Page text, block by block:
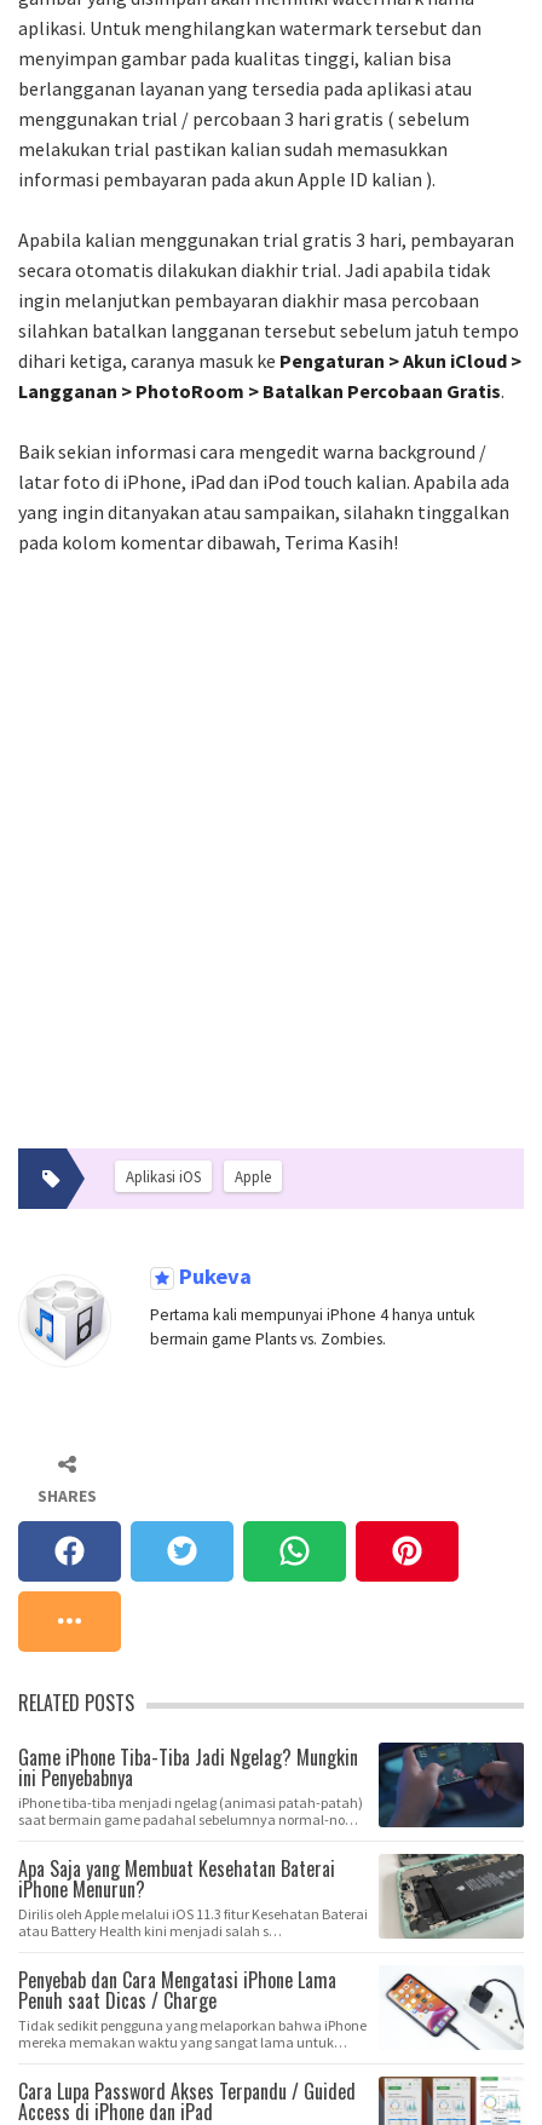
aplikasi. Untuk menghilangkan watermark tersebut dan
menyimpan gambar pada kualitas tinggi, kalian bisa
berlangganan layanan yang tersedia pada aplikasi atau
menggunakan trial / percobaan 3 hari gratis ( sebelum
melakukan trial pastikan kalian sudah memasukkan
informasi pembayaran pada akun Apple ID kalian ).
Apabila kalian menggunakan trial gratis 3 hari, pembayaran
secara otomatis dilakukan diakhir trial. Jadi apabila tidak
ingin melanjutkan pembayaran diakhir masa percobaan
silahkan batalkan langganan tersebut sebelum jatuh tempo
dihari ketiga, caranya masuk ke Pengaturan > Akun iCloud >
Langganan > PhotoRoom > Batalkan Percobaan Gratis.
Baik sekian informasi cara mengedit warna background /
latar foto di iPhone, iPad dan iPod touch kalian. Apabila ada
yang ingin ditanyakan atau sampaikan, silahakn tinggalkan
pada kolom komentar dibawah, Terima Kasih!
Aplikasi iOS Apple
Pukeva
Pertama kali mempunyai iPhone 4 hanya untuk
bermain game Plants vs. Zombies.
SHARES
RELATED POSTS
Game iPhone Tiba-Tiba Jadi Ngelag? Mungkin
ini Penyebabnya
iPhone tiba-tiba menjadi ngelag (animasi patah-patah)
saat bermain game padahal sebelumnya normal-no…
Apa Saja yang Membuat Kesehatan Baterai
iPhone Menurun?
Dirilis oleh Apple melalui iOS 11.3 fitur Kesehatan Baterai
atau Battery Health kini menjadi salah s…
Penyebab dan Cara Mengatasi iPhone Lama
Penuh saat Dicas / Charge
Tidak sedikit pengguna yang melaporkan bahwa iPhone
mereka memakan waktu yang sangat lama untuk
Cara Lupa Password Akses Terpandu / Guided
Access di iPhone dan iPad